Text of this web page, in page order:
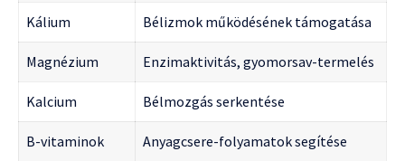
Kálium Bélizmok működésének támogatása
Magnézium Enzimaktivitás, gyomorsav-termelés
Kalcium Bélmozgás serkentése
B-vitaminok Anyagcsere-folyamatok segítése